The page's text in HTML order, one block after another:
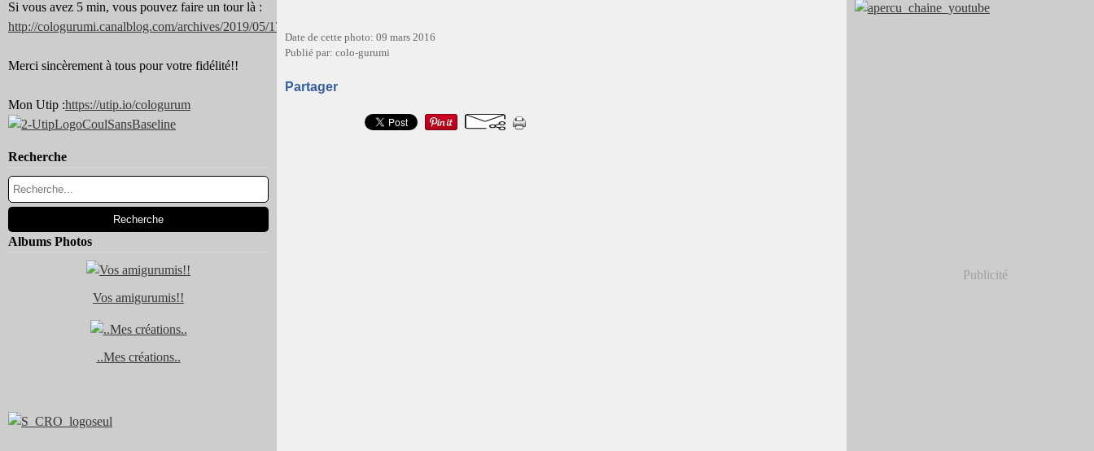
Si vous avez 5 min, vous pouvez faire un tour là :
http://cologurumi.canalblog.com/archives/2019/05/17/37344180.html
Merci sincèrement à tous pour votre fidélité!!
Mon Utip :https://utip.io/cologurum
Recherche
Albums Photos
Vos amigurumis!!
..Mes créations..
Date de cette photo: 09 mars 2016
Publié par: colo-gurumi
Partager
Publicité